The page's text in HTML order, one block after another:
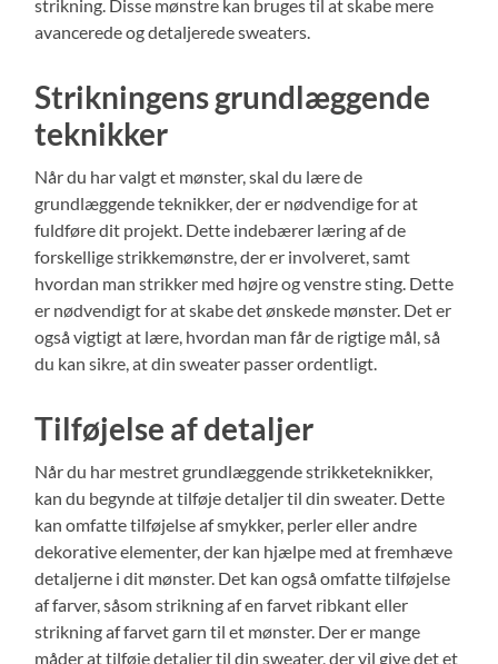
strikning. Disse mønstre kan bruges til at skabe mere
avancerede og detaljerede sweaters.
Strikningens grundlæggende
teknikker
Når du har valgt et mønster, skal du lære de
grundlæggende teknikker, der er nødvendige for at
fuldføre dit projekt. Dette indebærer læring af de
forskellige strikkemønstre, der er involveret, samt
hvordan man strikker med højre og venstre sting. Dette
er nødvendigt for at skabe det ønskede mønster. Det er
også vigtigt at lære, hvordan man får de rigtige mål, så
du kan sikre, at din sweater passer ordentligt.
Tilføjelse af detaljer
Når du har mestret grundlæggende strikketeknikker,
kan du begynde at tilføje detaljer til din sweater. Dette
kan omfatte tilføjelse af smykker, perler eller andre
dekorative elementer, der kan hjælpe med at fremhæve
detaljerne i dit mønster. Det kan også omfatte tilføjelse
af farver, såsom strikning af en farvet ribkant eller
strikning af farvet garn til et mønster. Der er mange
måder at tilføje detaljer til din sweater, der vil give det et